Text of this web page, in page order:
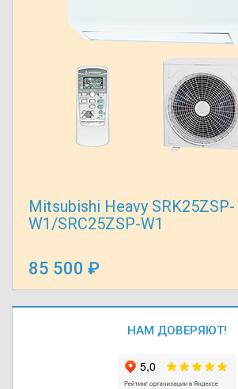
Mitsubishi Heavy SRK25ZSP-
W1/SRC25ZSP-W1
85 500
НАМ ДОВЕРЯЮТ!